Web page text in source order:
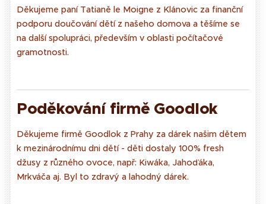
Děkujeme paní Tatianě le Moigne z Klánovic za finanční
podporu doučování dětí z našeho domova a těšíme se
na další spolupráci, především v oblasti počítačové
gramotnosti.
Poděkování firmě Goodlok
Děkujeme firmě Goodlok z Prahy za dárek našim dětem
k mezinárodnímu dni dětí - děti dostaly 100% fresh
džusy z různého ovoce, např: Kiwáka, Jahoďáka,
Mrkváča aj. Byl to zdravý a lahodný dárek.